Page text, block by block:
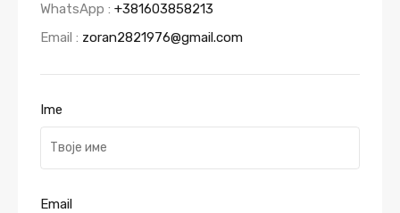
WhatsApp : +381603858213
Email : zoran2821976@gmail.com
Ime
Email